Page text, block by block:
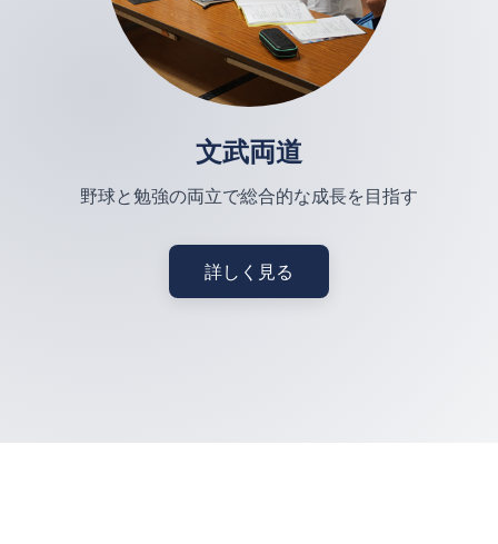
文武両道
野球と勉強の両立で総合的な成長を目指す
詳しく見る